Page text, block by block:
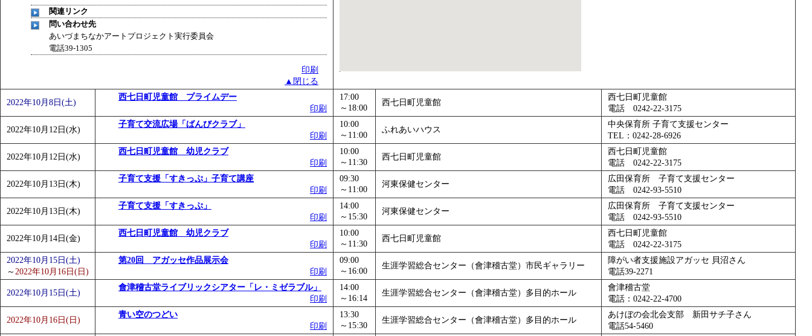
関連リンク
問い合わせ先
あいづまちなかアートプロジェクト実行委員会
電話39-1305
印刷
▲閉じる
2022年10月8日(土)
西七日町児童館 プライムデー
印刷
17:00
～18:00
西七日町児童館
西七日町児童館
電話 0242-22-3175
2022年10月12日(水)
子育て交流広場「ばんびクラブ」
印刷
10:00
～11:00
ふれあいハウス
中央保育所 子育て支援センター
TEL：0242-28-6926
2022年10月12日(水)
西七日町児童館 幼児クラブ
印刷
10:00
～11:30
西七日町児童館
西七日町児童館
電話 0242-22-3175
2022年10月13日(木)
子育て支援「すきっぷ」子育て講座
印刷
09:30
～11:00
河東保健センター
広田保育所 子育て支援センター
電話 0242-93-5510
2022年10月13日(木)
子育て支援「すきっぷ」
印刷
14:00
～15:30
河東保健センター
広田保育所 子育て支援センター
電話 0242-93-5510
2022年10月14日(金)
西七日町児童館 幼児クラブ
印刷
10:00
～11:30
西七日町児童館
西七日町児童館
電話 0242-22-3175
2022年10月15日(土)
～ 2022年10月16日(日)
第20回 アガッセ作品展示会
印刷
09:00
～16:00
生涯学習総合センター（會津稽古堂）市民ギャラリー
障がい者支援施設アガッセ 貝沼さん
電話39-2271
2022年10月15日(土)
會津稽古堂ライブリックシアター「レ・ミゼラブル」
印刷
14:00
～16:14
生涯学習総合センター（會津稽古堂）多目的ホール
會津稽古堂
電話：0242-22-4700
2022年10月16日(日)
青い空のつどい
印刷
13:30
～15:30
生涯学習総合センター（會津稽古堂）多目的ホール
あけぼの会北会支部 新田サチ子さん
電話54-5460